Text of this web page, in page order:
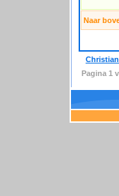
Naar
Pagina 1